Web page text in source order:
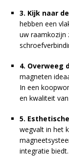
3. Kijk naar
hebben een
uw raamkozijn
4. Overweeg
magneten
In een
en kwaliteit
5.
wegvalt in het
integratie biedt.